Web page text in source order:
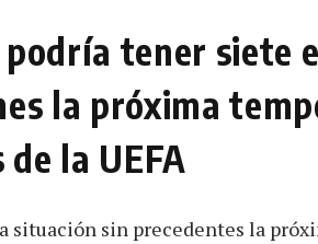
tener siete
la próxima
la UEFA
situación sin precedentes la